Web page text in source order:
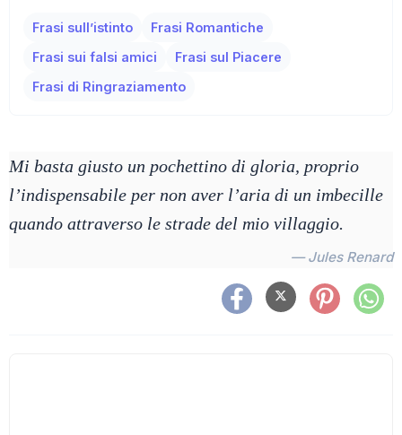
Frasi sull’istinto
Frasi Romantiche
Frasi sui falsi amici
Frasi sul Piacere
Frasi di Ringraziamento
Mi basta giusto un pochettino di gloria, proprio
l’indispensabile per non aver l’aria di un imbecille
quando attraverso le strade del mio villaggio.
— Jules Renard